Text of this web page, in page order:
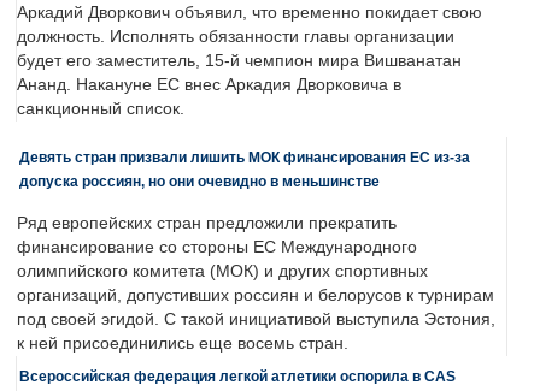
Аркадий Дворкович объявил, что временно покидает свою
должность. Исполнять обязанности главы организации
будет его заместитель, 15-й чемпион мира Вишванатан
Ананд. Накануне ЕС внес Аркадия Дворковича в
санкционный список.
Девять стран призвали лишить МОК финансирования ЕС из-за
допуска россиян, но они очевидно в меньшинстве
Ряд европейских стран предложили прекратить
финансирование со стороны ЕС Международного
олимпийского комитета (МОК) и других спортивных
организаций, допустивших россиян и белорусов к турнирам
под своей эгидой. С такой инициативой выступила Эстония,
к ней присоединились еще восемь стран.
Всероссийская федерация легкой атлетики оспорила в CAS